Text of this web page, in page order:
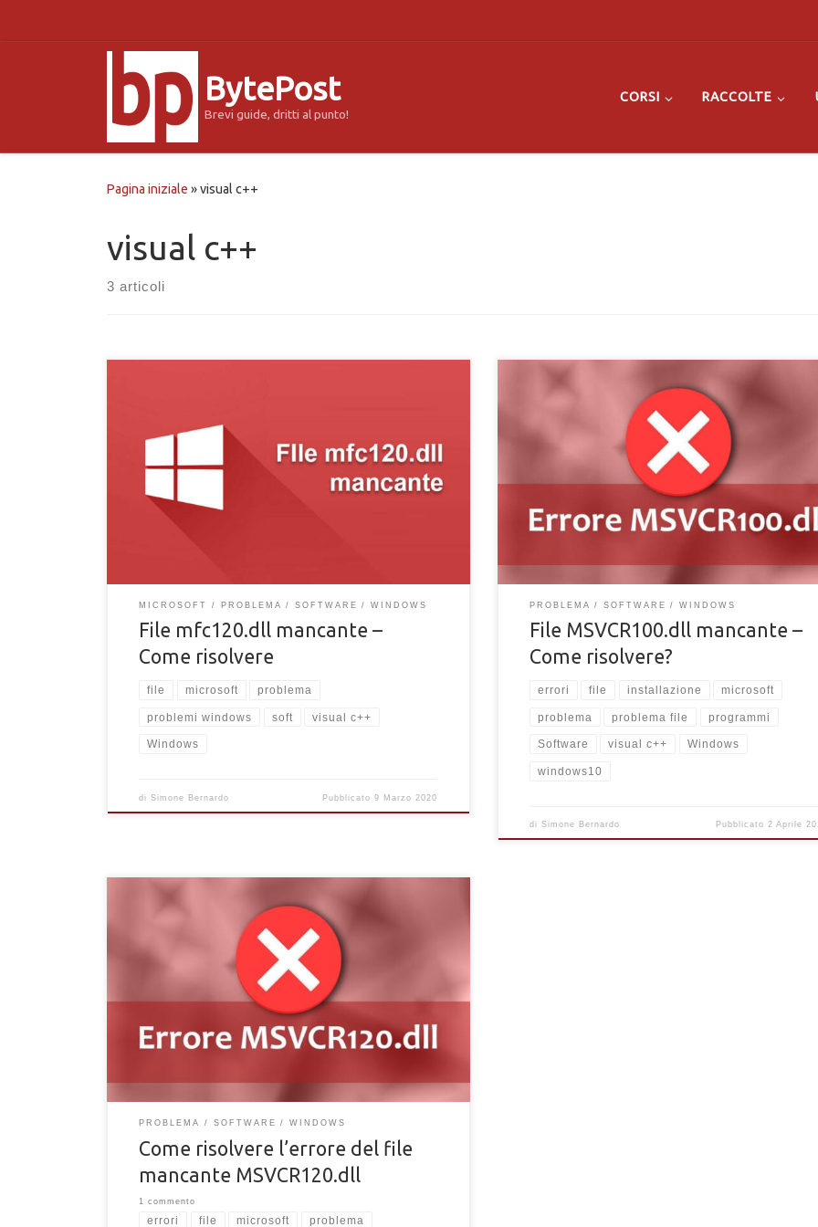
BytePost
Brevi guide, dritti al punto!
CORSI RACCOLTE
Pagina iniziale »visual c++
visual c++
3 articoli
FIle mfc120.dll mancante nel Computer? Non riesci ad
avviare un programma per colpa del file mfc120.dll? Scopri
MICROSOFT PROBLEMA SOFTWARE WINDOWS
File mfc120.dll mancante –
Come risolvere
file microsoft problema
problemi windows soft visual c++
Windows
diSimone Bernardo Pubblicato9 Marzo 2020
Dopo l’installazione di un programma ti compare
file MSVCR100.dll mancante? Molti dei problemi
si presentano dopo l’installazione di software e
sul PC, e per un utente poco esperto, risolverli è
arduo. Spesso, quando si installano determinati
sul computer, alcuni problemi si presentano per via di
determinati file mancanti, o ancora non presenti sul
dispositivo. […]
PROBLEMA SOFTWARE WINDOWS
File MSVCR100.dll mancante –
Come risolvere?
errori file installazione microsoft
problema problema file programmi
Software visual c++ Windows
windows10
di Simone Bernardo Pubblicato 2 Aprile
Il mio PC presenta un errore per il file mancante
MSVCR120.dll, come posso risolvere?Non riesco ad avviare
un software a causa del file assente sul mio computer
chiamato MSVCR120.dll, dove lo trovo?Come scarico il file
MSVCR120.dll per il mio PC? In Windows si presenta sotto
forma di errore che manda in confusione anche i più esperti,
parliamo di quell’errore causato […]
PROBLEMA SOFTWARE WINDOWS
Come risolvere l’errore del file
mancante MSVCR120.dll
1 commento
errori file microsoft problema